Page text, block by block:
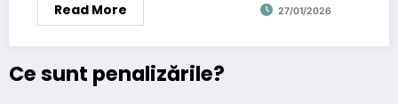
Read More 27/01/2026
Ce sunt penalizările?